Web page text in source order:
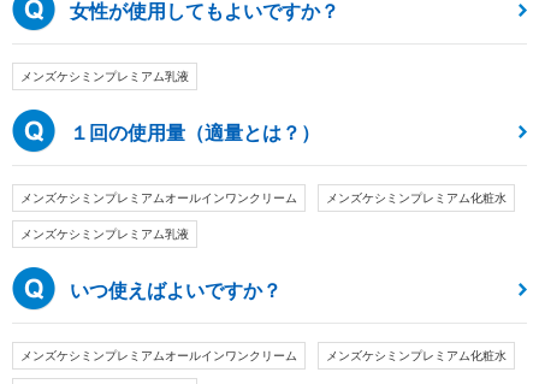
女性が使用してもよいですか？
メンズケシミンプレミアム乳液
１回の使用量（適量とは？）
メンズケシミンプレミアムオールインワンクリーム メンズケシミンプレミアム化粧水
メンズケシミンプレミアム乳液
いつ使えばよいですか？
メンズケシミンプレミアムオールインワンクリーム メンズケシミンプレミアム化粧水